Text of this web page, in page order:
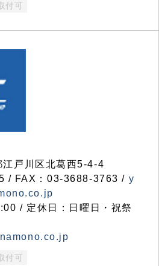
付可
戸川区北葛西5-4-4
/ FAX：03-3688-3763 / y
/ 定休日：日曜日・祝祭
付可